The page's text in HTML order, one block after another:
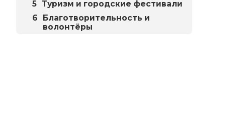
Туризм и городские фестивали
Благотворительность и
волонтёры